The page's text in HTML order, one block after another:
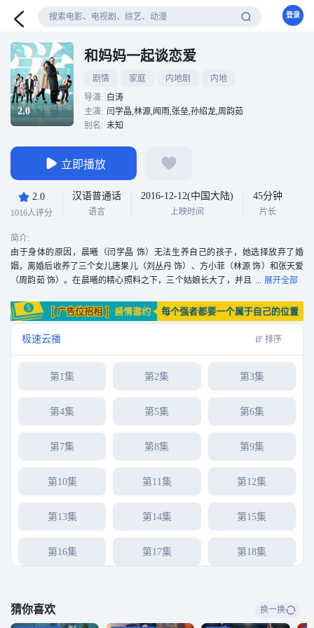
登录
2.0
和妈妈一起谈恋爱
剧情 家庭 内地剧
内地
导演: 白涛
主演: 闫学晶,林源,闻雨,张垒,孙绍龙,周韵茹
别名: 未知
立即播放
2.0
1016人评分
汉语普通话
语言
2016-12-12(中国大陆)
上映时间
45分钟
片长
简介:
由于身体的原因，晨曦（闫学晶 饰）无法生养自己的孩子，她选择放弃了婚
姻，离婚后收养了三个女儿唐果儿（刘丛丹 饰）、方小菲（林源 饰）和张天爱
（周韵茹 饰）。在晨曦的精心照料之下，三个姑娘长大了，并且
极速云播 排序
第1集 第2集 第3集
第4集 第5集 第6集
第7集 第8集 第9集
第10集 第11集 第12集
第13集 第14集 第15集
第16集 第17集 第18集
第22集 第23集 第24集
猜你喜欢 换一换